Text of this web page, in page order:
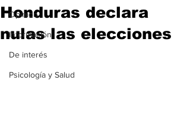
Opinión
Información
De interés
Psicología y Salud
Honduras declara
nulas las elecciones